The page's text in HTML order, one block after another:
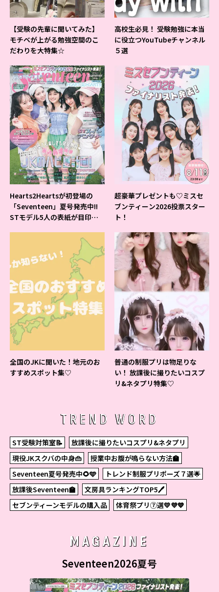
【受験の先輩に聞いてみた】
モチベが上がる勉強空間のこ
だわりを大特集☆
高校生必見！ 受験勉強に本当
に役立つYouTubeチャンネル
５選
Hearts2Heartsが初登場の
「Seventeen」夏号発売中!!
STモデル5人の表紙が目印だ
超豪華プレゼントも♡ミスセ
ブンティーン2026投票スター
ト！
全国のJKに聞いた！地元のお
すすめスポット集♡
普通の制服プリは物足りな
い！ 放課後に撮りたいコスプ
リ&ネタプリ特集♡
TREND WORD
ST受験対策室📝
放課後に撮りたいコスプリ&ネタプリ
現役JKスクバの中身👜
授業中お腹が鳴らない方法🏫
Seventeen夏号発売中🌻🩵
トレンド制服プリポーズ７選🌟
放課後Seventeen🏫
文房具ランキングTOP5🖊
セブンティーンモデルの購入品
体育祭プリ⑦選💛💜💙
MAGAZINE
Seventeen2026夏号